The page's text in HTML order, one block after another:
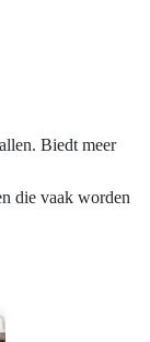
Biedt meer
die vaak worden